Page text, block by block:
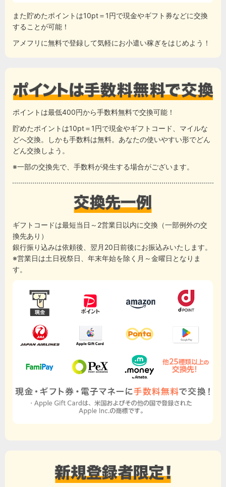
また貯めたポイントは10pt＝1円で現金やギフト券などに交換
することが可能！
アメフリに無料で登録して気軽にお小遣い稼ぎをはじめよう！
ポイントは最低400円から手数料無料で交換可能！
貯めたポイントは10pt＝1円で現金やギフトコード、マイルな
どへ交換。しかも手数料は無料。あなたの使いやすい形でどん
どん交換しよう。
※一部の交換先で、手数料が発生する場合がございます。
ギフトコードは最短当日～2営業日以内に交換（一部例外の交
換先あり）
銀行振り込みは依頼後、翌月20日前後にお振込みいたします。
※営業日は土日祝祭日、年末年始を除く月～金曜日となりま
す。